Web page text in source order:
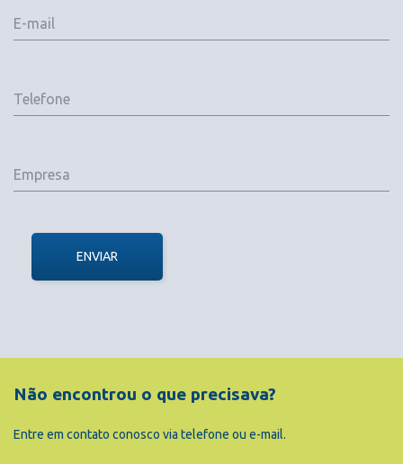
ENVIAR
Não encontrou o que precisava?
Entre em contato conosco via telefone ou e-mail.